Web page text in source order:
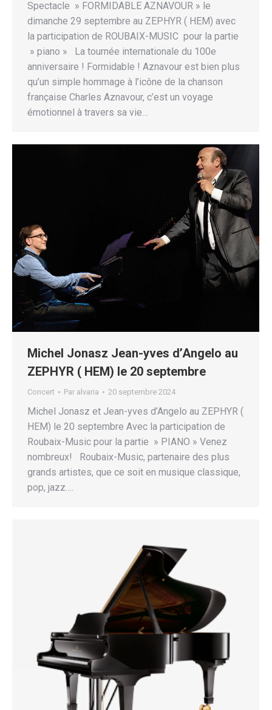
Spectacle » FORMIDABLE AZNAVOUR » le
dimanche 29 septembre au ZEPHYR ( HEM) avec
la participation de ROUBAIX-MUSIC pour la partie
» piano » La tournée internationale du 100e
anniversaire ! Formidable ! Aznavour est bien plus
qu’un simple hommage à l’icône de la chanson
française Charles Aznavour, c’est un voyage
émotionnel à travers sa vie…
Michel Jonasz Jean-yves d’Angelo au
ZEPHYR ( HEM) le 20 septembre
Concert Par alvaria 20 septembre 2024
Michel Jonasz et Jean-yves d’Angelo au ZEPHYR (
HEM) le 20 septembre Avec la participation de
Roubaix-Music pour la partie » PIANO » Venez
nombreux! Roubaix-Music, partenaire des plus
grands artistes, que ce soit en musique classique,
pop, jazz….